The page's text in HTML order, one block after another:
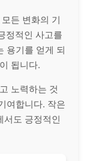
든 변화의 기
정적인 사고를
용기를 얻게 되
됩니다.
노력하는 것
여합니다. 작은
서도 긍정적인